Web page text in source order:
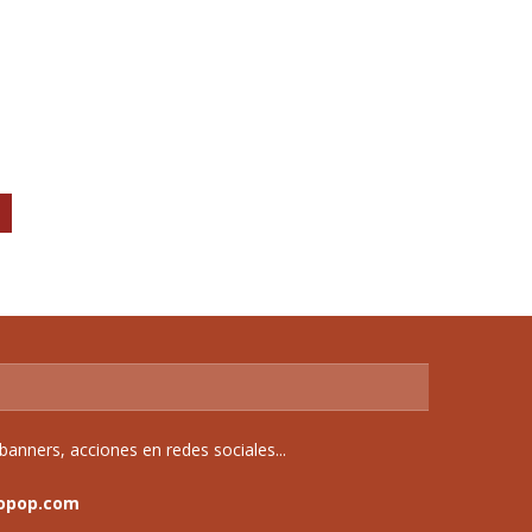
acciones en redes sociales...